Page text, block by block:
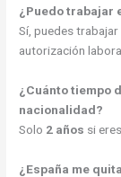
¿Puedo trabajar
Sí, puedes
autorización
¿Cuánto tiempo
nacionalidad?
Solo 2 años si
¿España me